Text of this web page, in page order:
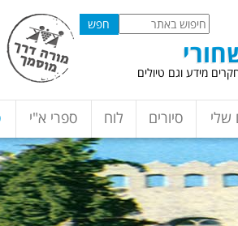
מידע וגם טיולים
שלי סיורים לוח ספרי א"י